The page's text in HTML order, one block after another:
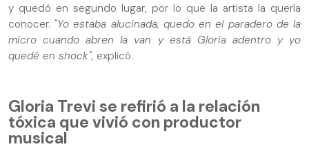
y quedó en segundo lugar, por lo que la artista la quería
conocer. "Yo estaba alucinada, quedo en el paradero de la
micro cuando abren la van y está Gloria adentro y yo
quedé en shock", explicó.
Gloria Trevi se refirió a la relación
tóxica que vivió con productor
musical